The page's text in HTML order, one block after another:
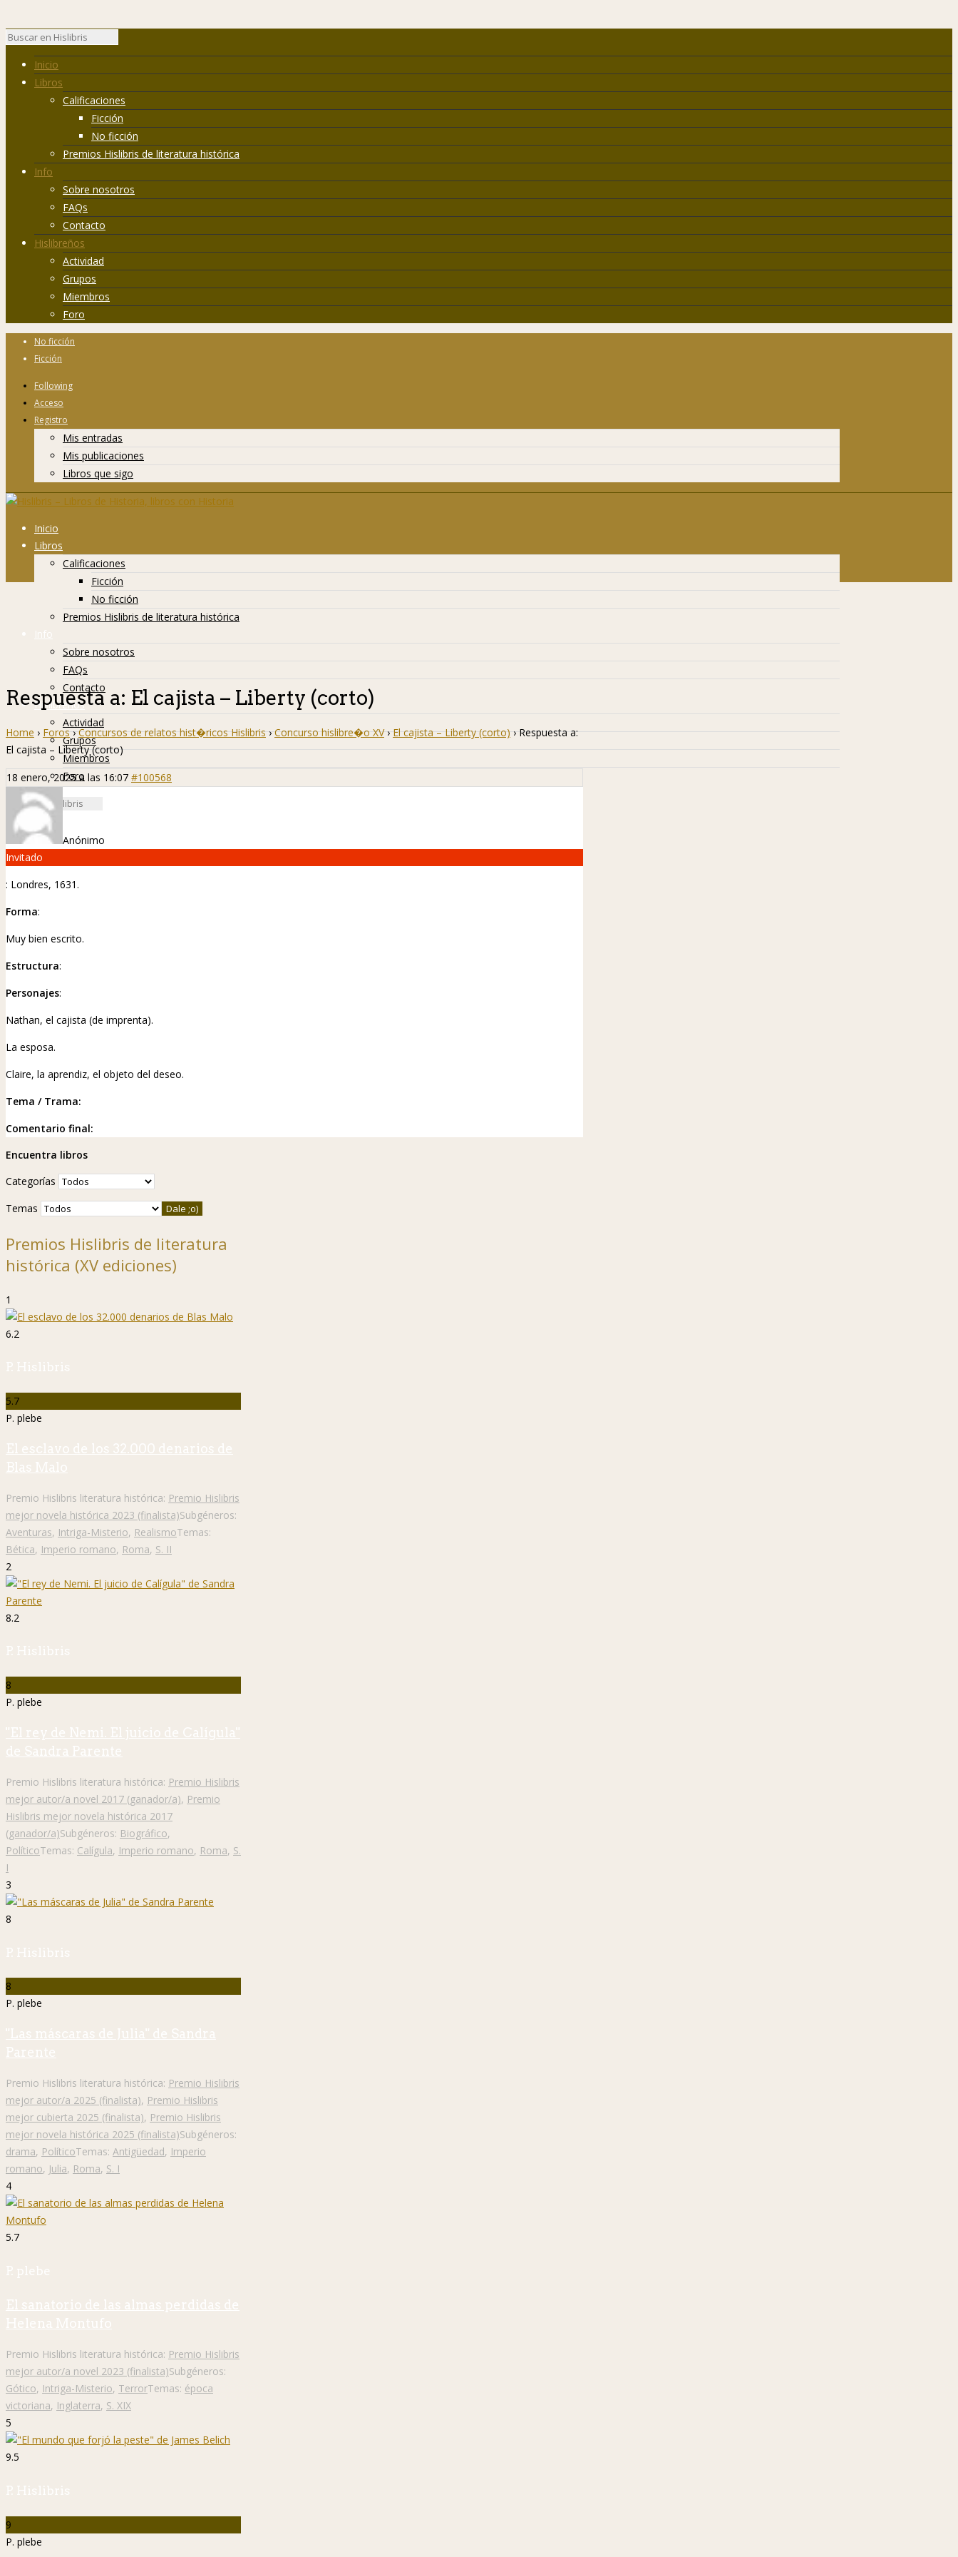
Inicio
Libros
Calificaciones
Ficción
No ficción
Premios Hislibris de literatura histórica
Info
Sobre nosotros
FAQs
Contacto
Hislibreños
Actividad
Grupos
Miembros
Foro
No ficción
Ficción
Following
Acceso
Registro
Mis entradas
Mis publicaciones
Libros que sigo
Inicio
Libros
Calificaciones
Ficción
No ficción
Premios Hislibris de literatura histórica
Info
Sobre nosotros
FAQs
Contacto
Hislibreños
Actividad
Grupos
Miembros
Foro
Respuesta a: El cajista – Liberty (corto)
Home › Foros › Concursos de relatos hist�ricos Hislibris › Concurso hislibre�o XV › El cajista – Liberty (corto) › Respuesta a:
El cajista – Liberty (corto)
18 enero, 2025 a las 16:07 #100568
Anónimo
Invitado
: Londres, 1631.
Forma:
Muy bien escrito.
Estructura:
Personajes:
Nathan, el cajista (de imprenta).
La esposa.
Claire, la aprendiz, el objeto del deseo.
Tema / Trama:
Comentario final:
Encuentra libros
Categorías
Temas
Premios Hislibris de literatura
histórica (XV ediciones)
1
6.2
P. Hislibris
5.7
P. plebe
El esclavo de los 32.000 denarios de
Blas Malo
Premio Hislibris literatura histórica: Premio Hislibris
mejor novela histórica 2023 (finalista)Subgéneros:
Aventuras, Intriga-Misterio, RealismoTemas:
Bética, Imperio romano, Roma, S. II
2
8.2
P. Hislibris
8
P. plebe
"El rey de Nemi. El juicio de Calígula"
de Sandra Parente
Premio Hislibris literatura histórica: Premio Hislibris
mejor autor/a novel 2017 (ganador/a), Premio
Hislibris mejor novela histórica 2017
(ganador/a)Subgéneros: Biográfico,
PolíticoTemas: Calígula, Imperio romano, Roma, S.
I
3
8
P. Hislibris
8
P. plebe
"Las máscaras de Julia" de Sandra
Parente
Premio Hislibris literatura histórica: Premio Hislibris
mejor autor/a 2025 (finalista), Premio Hislibris
mejor cubierta 2025 (finalista), Premio Hislibris
mejor novela histórica 2025 (finalista)Subgéneros:
drama, PolíticoTemas: Antigüedad, Imperio
romano, Julia, Roma, S. I
4
5.7
P. plebe
El sanatorio de las almas perdidas de
Helena Montufo
Premio Hislibris literatura histórica: Premio Hislibris
mejor autor/a novel 2023 (finalista)Subgéneros:
Gótico, Intriga-Misterio, TerrorTemas: época
victoriana, Inglaterra, S. XIX
5
9.5
P. Hislibris
9
P. plebe